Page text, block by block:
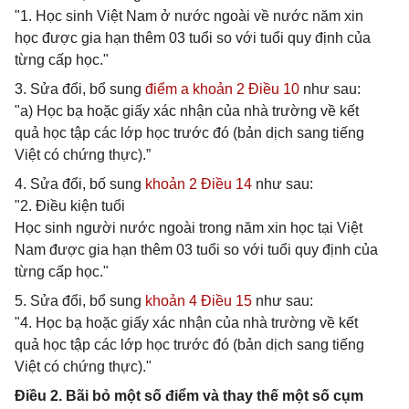
"1. Học sinh Việt Nam ở nước ngoài về nước năm xin
học được gia hạn thêm 03 tuổi so với tuổi quy định của
từng cấp học."
3. Sửa đổi, bổ sung điểm a khoản 2 Điều 10 như sau:
"a) Học bạ hoặc giấy xác nhận của nhà trường về kết
quả học tập các lớp học trước đó (bản dịch sang tiếng
Việt có chứng thực).”
4. Sửa đổi, bố sung khoản 2 Điều 14 như sau:
"2. Điều kiện tuổi
Học sinh người nước ngoài trong năm xin học tại Việt
Nam được gia hạn thêm 03 tuổi so với tuổi quy định của
từng cấp học."
5. Sửa đổi, bổ sung khoản 4 Điều 15 như sau:
"4. Học bạ hoặc giấy xác nhận của nhà trường về kết
quả học tập các lớp học trước đó (bản dịch sang tiếng
Việt có chứng thực)."
Điều 2. Bãi bỏ một số điểm và thay thế một số cụm